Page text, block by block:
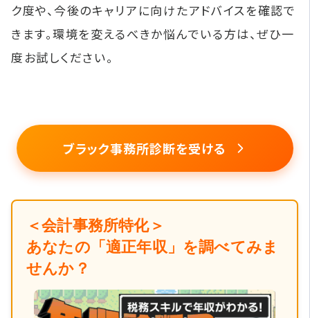
ク度や、今後のキャリアに向けたアドバイスを確認で
きます。環境を変えるべきか悩んでいる方は、ぜひ一
度お試しください。
ブラック事務所診断を受ける
＜会計事務所特化＞
あなたの「適正年収」を調べてみま
せんか？